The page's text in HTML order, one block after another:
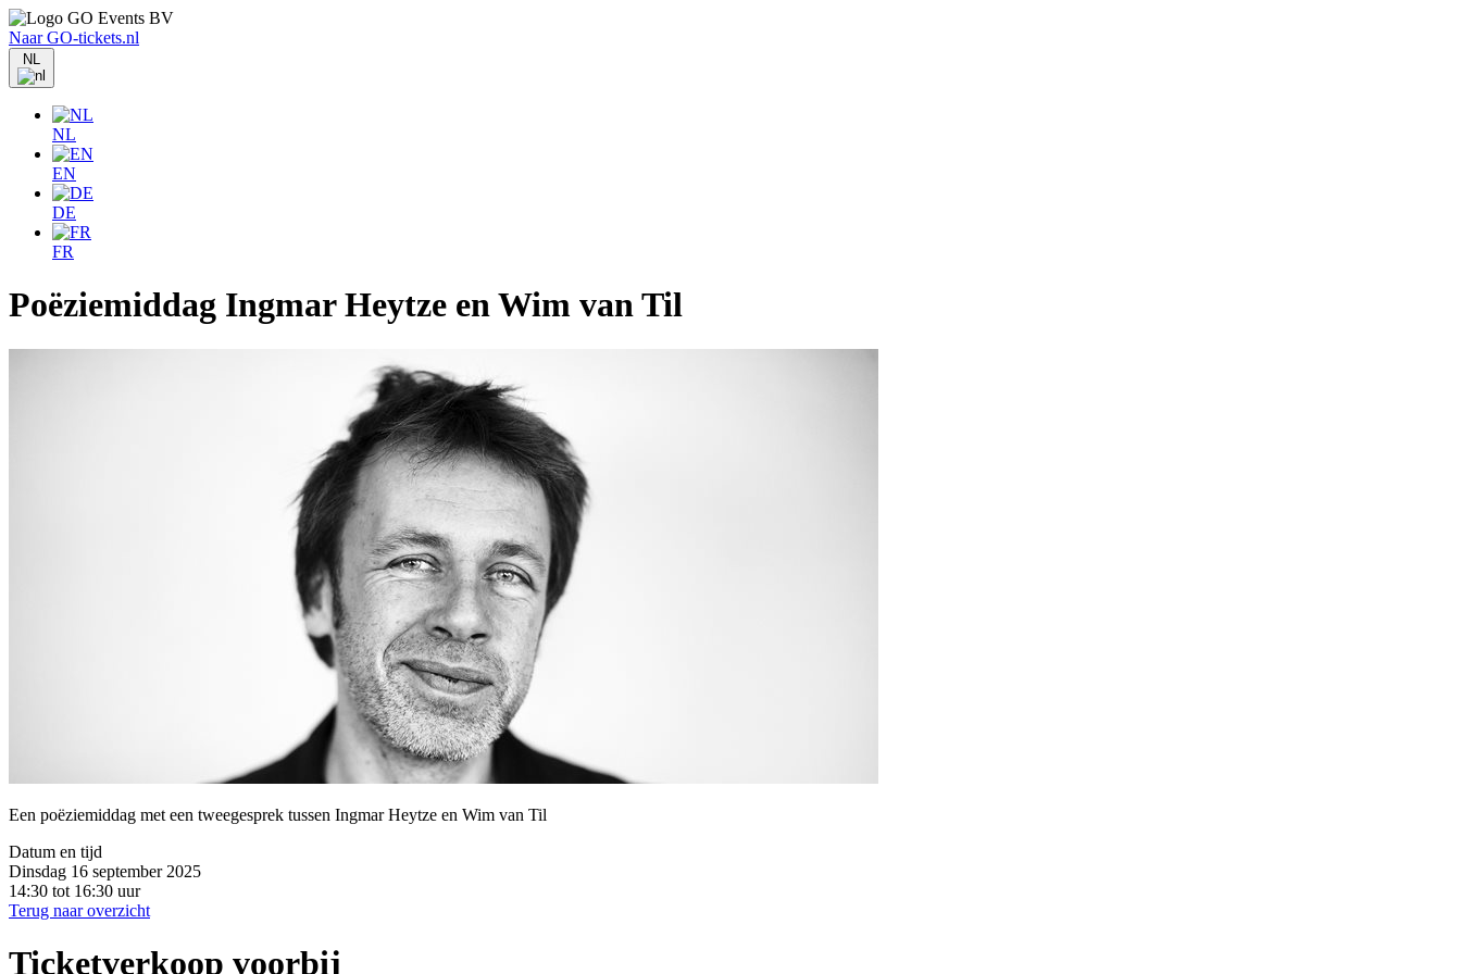
Naar GO-tickets.nl
NL
NL
EN
DE
FR
Poëziemiddag Ingmar Heytze en Wim van Til
Een poëziemiddag met een tweegesprek tussen Ingmar Heytze en Wim van Til
Datum en tijd
Dinsdag 16 september 2025
14:30 tot 16:30 uur
Terug naar overzicht
Ticketverkoop voorbij